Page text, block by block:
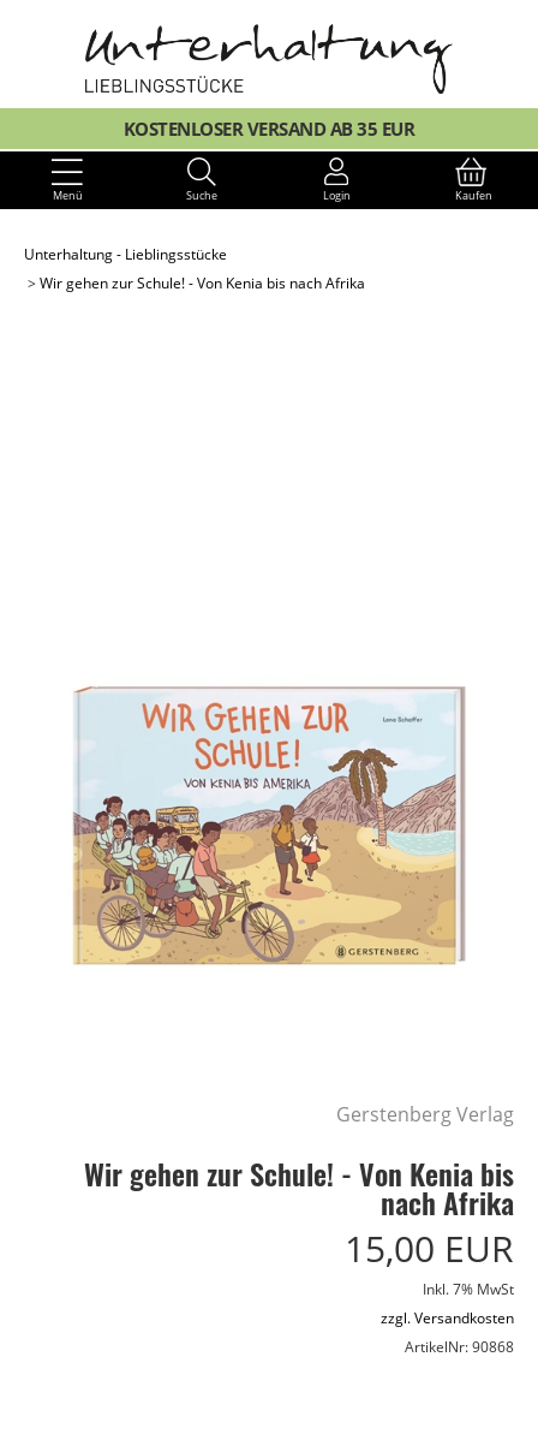
KOSTENLOSER VERSAND AB 35 EUR
Menü Suche Login Kaufen
Unterhaltung - Lieblingsstücke
Wir gehen zur Schule! - Von Kenia bis nach Afrika
Gerstenberg Verlag
Wir gehen zur Schule! - Von Kenia bis
nach Afrika
15,00 EUR
Inkl. 7% MwSt
zzgl. Versandkosten
ArtikelNr: 90868